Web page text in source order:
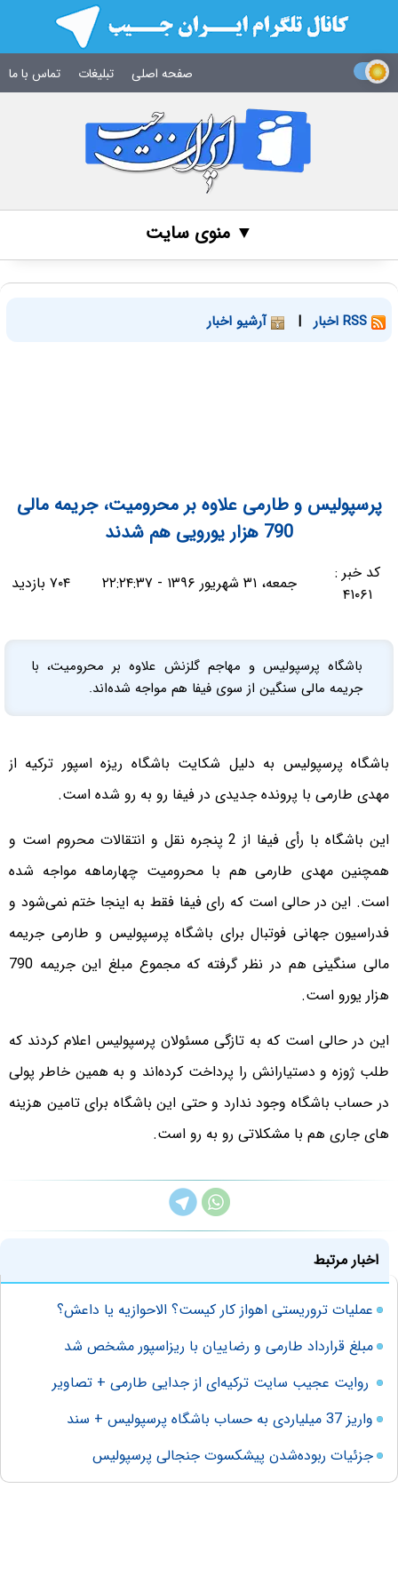
صفحه اصلی تبلیغات تماس با ما
▼ منوی سایت
| آرشیو اخبار
پرسپولیس و طارمی علاوه بر محرومیت، جریمه مالی
790 هزار یورویی هم شدند
کد خبر :
۴۱۰۶۱
جمعه، ۳۱ شهریور ۱۳۹۶ - ۲۲:۲۴:۳۷ ۷۰۴ بازدید
باشگاه پرسپولیس و مهاجم گلزنش علاوه بر محرومیت، با
جریمه مالی سنگین از سوی فیفا هم مواجه شده‌اند.
باشگاه پرسپولیس به دلیل شکایت باشگاه ریزه اسپور ترکیه از
مهدی طارمی با پرونده جدیدی در فیفا رو به رو شده است.
این باشگاه با رأی فیفا از 2 پنجره نقل و انتقالات محروم است و
همچنین مهدی طارمی هم با محرومیت چهارماهه مواجه شده
است. این در حالی است که رای فیفا فقط به اینجا ختم نمی‌شود و
فدراسیون جهانی فوتبال برای باشگاه پرسپولیس و طارمی جریمه
مالی سنگینی هم در نظر گرفته که مجموع مبلغ این جریمه 790
هزار یورو است.
این در حالی است که به تازگی مسئولان پرسپولیس اعلام کردند که
طلب ژوزه و دستیارانش را پرداخت کرده‌اند و به همین خاطر پولی
در حساب باشگاه وجود ندارد و حتی این باشگاه برای تامین هزینه
های جاری هم با مشکلاتی رو به رو است.
اخبار مرتبط
عملیات تروریستی اهواز کار کیست؟ الاحوازیه یا داعش؟
مبلغ قرارداد طارمی و رضاییان با ریزاسپور مشخص شد
روایت عجیب سایت ترکیه‌ای از جدایی طارمی + تصاویر
واریز 37 میلیاردی به حساب باشگاه پرسپولیس + سند
جزئیات ربوده‌شدن پیشکسوت جنجالی پرسپولیس